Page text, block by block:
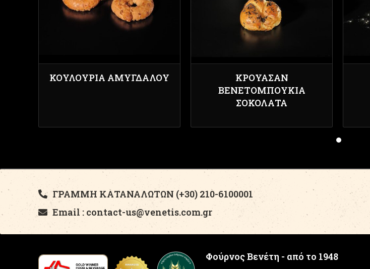
ΚΟΥΛΟΎΡΙΑ ΑΜΥΓΔΆΛΟΥ
ΚΡΟΥΑΣΆΝ
ΒΕΝΕΤΟΜΠΟΥΚΙΆ
ΣΟΚΟΛΆΤΑ
ΓΡΑΜΜΗ ΚΑΤΑΝΑΛΩΤΩΝ (+30) 210-6100001
Email : contact-us@venetis.com.gr
Φούρνος Βενέτη - από το 1948